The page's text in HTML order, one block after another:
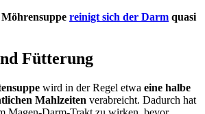
reinigt sich der Darm quasi
Fütterung
wird in der Regel etwa eine halbe
Mahlzeiten verabreicht. Dadurch hat